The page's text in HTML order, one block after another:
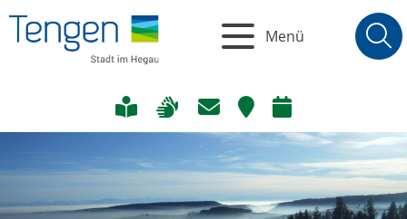
Menü